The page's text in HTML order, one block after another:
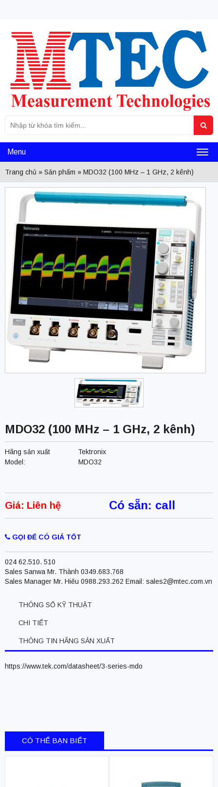
kiếm
Menu
Trang chủ » Sản phẩm » MDO32 (100 MHz – 1 GHz, 2 kênh)
MDO32 (100 MHz – 1 GHz, 2 kênh)
Hãng sản xuất
Tektronix
Model:
MDO32
Giá: Liên hệ Có sẵn: call
GỌI ĐỂ CÓ GIÁ TỐT
024 62.510. 510
Sales Sanwa Mr. Thành 0349.683.768
Sales Manager Mr. Hiếu 0988.293.262 Email: sales2@mtec.com.vn
THÔNG SỐ KỸ THUẬT
CHI TIẾT
THÔNG TIN HÃNG SẢN XUẤT
https://www.tek.com/datasheet/3-series-mdo
CÓ THỂ BẠN BIẾT